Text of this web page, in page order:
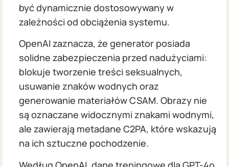
być dynamicznie dostosowywany w
zależności od obciążenia systemu.
OpenAI zaznacza, że generator posiada
solidne zabezpieczenia przed nadużyciami:
blokuje tworzenie treści seksualnych,
usuwanie znaków wodnych oraz
generowanie materiałów CSAM. Obrazy nie
są oznaczane widocznymi znakami wodnymi,
ale zawierają metadane C2PA, które wskazują
na ich sztuczne pochodzenie.